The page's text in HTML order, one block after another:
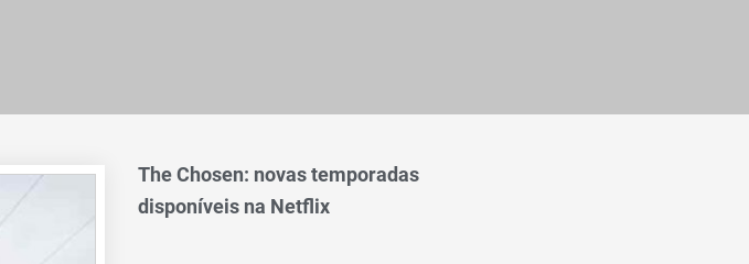
The Chosen: novas temporadas
disponíveis na Netflix